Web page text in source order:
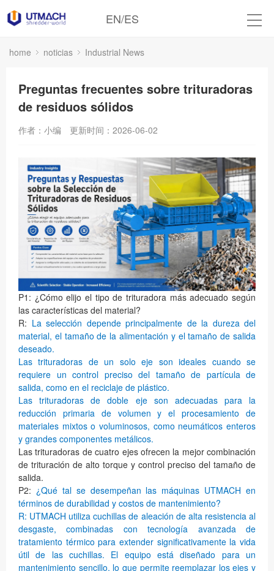
EN/ES
home noticias Industrial News
Preguntas frecuentes sobre trituradoras
de residuos sólidos
作者：小编 更新时间：2026-06-02
P1: ¿Cómo elijo el tipo de trituradora más adecuado según
las características del material?
R: La selección depende principalmente de la dureza del
material, el tamaño de la alimentación y el tamaño de salida
deseado.
Las trituradoras de un solo eje son ideales cuando se
requiere un control preciso del tamaño de partícula de
salida, como en el reciclaje de plástico.
Las trituradoras de doble eje son adecuadas para la
reducción primaria de volumen y el procesamiento de
materiales mixtos o voluminosos, como neumáticos enteros
y grandes componentes metálicos.
Las trituradoras de cuatro ejes ofrecen la mejor combinación
de trituración de alto torque y control preciso del tamaño de
salida.
P2: ¿Qué tal se desempeñan las máquinas UTMACH en
términos de durabilidad y costos de mantenimiento?
R: UTMACH utiliza cuchillas de aleación de alta resistencia al
desgaste, combinadas con tecnología avanzada de
tratamiento térmico para extender significativamente la vida
útil de las cuchillas. El equipo está diseñado para un
mantenimiento sencillo, lo que permite reemplazar los ejes y